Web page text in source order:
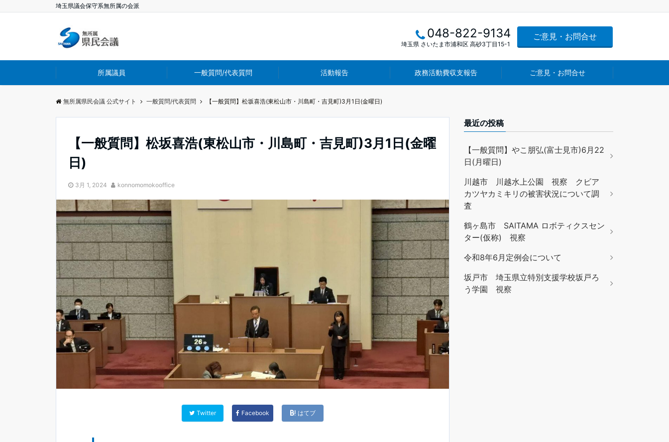
埼玉県議会保守系無所属の会派
048-822-9134
埼玉県 さいたま市浦和区 高砂3丁目15-1
ご意見・お問合せ
所属議員 一般質問/代表質問 活動報告 政務活動費収支報告 ご意見・お問合せ
無所属県民会議 公式サイト 一般質問/代表質問 【一般質問】松坂喜浩(東松山市・川島町・吉見町)3月1日(金曜日)
【一般質問】松坂喜浩(東松山市・川島町・吉見町)3月1日(金曜
日)
3月 1, 2024 konnomomokooffice
Twitter Facebook はてブ
最近の投稿
【一般質問】やこ朋弘(富士見市)6月22
日(月曜日)
川越市 川越水上公園 視察 クビア
カツヤカミキリの被害状況について調
査
鶴ヶ島市 SAITAMA ロボティクスセン
ター(仮称) 視察
令和8年6月定例会について
坂戸市 埼玉県立特別支援学校坂戸ろ
う学園 視察